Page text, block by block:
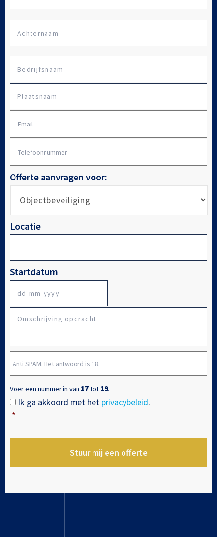
Bedrijfsnaam
Plaatsnaam
mailadres *
Telefoonnummer
Offerte aanvragen voor:
Locatie
Startdatum
dash
JJJJ
Omschrijving
Anti
SPAM.
Het
antwoord
is
Voer een nummer in van 17tot 19.
Instemming *
Ik ga akkoord met het privacybeleid.
*